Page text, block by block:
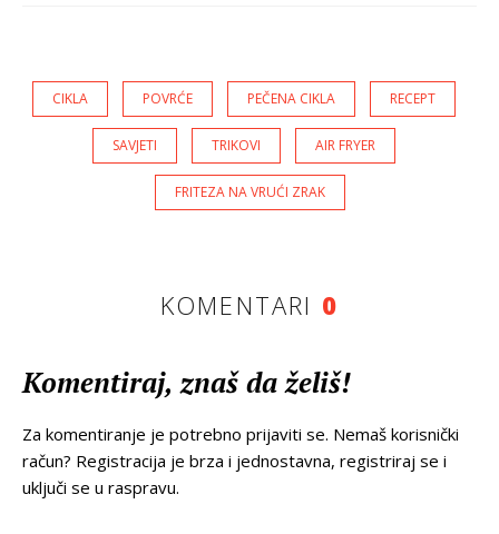
CIKLA POVRĆE PEČENA CIKLA RECEPT
SAVJETI TRIKOVI AIR FRYER
FRITEZA NA VRUĆI ZRAK
KOMENTARI 0
Komentiraj, znaš da želiš!
Za komentiranje je potrebno prijaviti se. Nemaš korisnički
račun? Registracija je brza i jednostavna, registriraj se i
uključi se u raspravu.